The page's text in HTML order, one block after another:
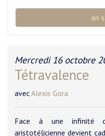
en
Mercredi 16 octobre
Tétravalence
avecAlexis Gora
Face à une infinité
aristotélicienne devient